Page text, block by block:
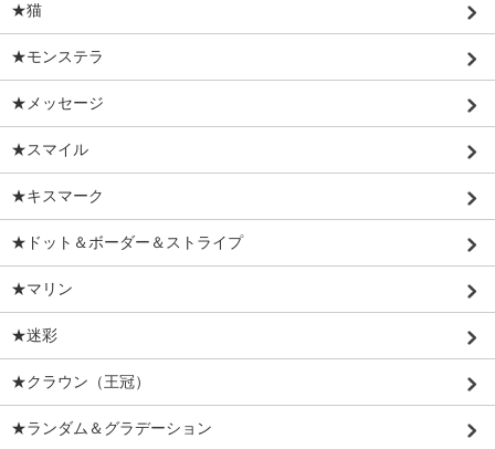
★猫
★モンステラ
★メッセージ
★スマイル
★キスマーク
★ドット＆ボーダー＆ストライプ
★マリン
★迷彩
★クラウン（王冠）
★ランダム＆グラデーション